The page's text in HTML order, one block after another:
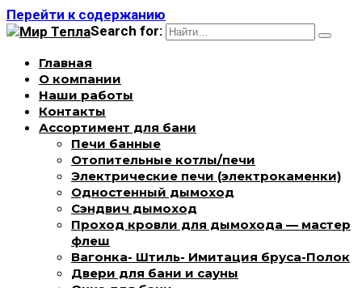
Перейти к содержанию
Search for:
Главная
О компании
Наши работы
Контакты
Ассортимент для бани
Печи банные
Отопительные котлы/печи
Электрические печи (электрокаменки)
Одностенный дымоход
Сэндвич дымоход
Проход кровли для дымохода — мастер
флеш
Вагонка- Штиль- Имитация бруса-Полок
Двери для бани и сауны